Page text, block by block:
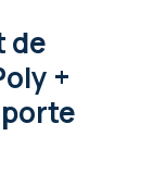
de
+